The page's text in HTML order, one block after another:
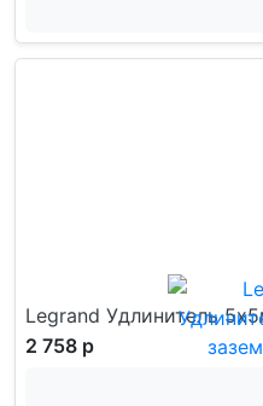
Legrand Удлинитель
2 758 р